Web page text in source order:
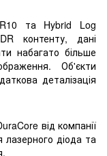
та Hybrid Log
контенту, дані
набагато більше
Об'єкти
деталізація
від компанії
лазерного діода та